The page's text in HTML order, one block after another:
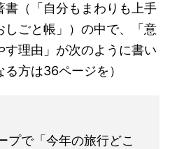
書（「自分もまわりも上手
しごと帳」）の中で、「意
理由」が次のように書い
方は36ページを）
プで「今年の旅行どこ